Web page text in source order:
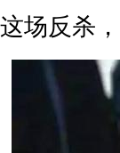
这场反杀